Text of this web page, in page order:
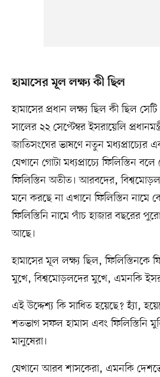
হামাসের মূল লক্ষ্য কী ছিল
হামাসের প্রধান লক্ষ্য ছিল কী ছিল
সালের ২২ সেপ্টেম্বর ইসরায়েলি
জাতিসংঘের ভাষণে নতুন মধ্যপ্রাচ্যের
যেখানে গোটা মধ্যপ্রাচ্যে ফিলিস্তিন
ফিলিস্তিন অতীত। আরবদের,
মনে করছে না এখানে ফিলিস্তিন
ফিলিস্তিনি নামে পাঁচ হাজার বছরের
আছে।
হামাসের মূল লক্ষ্য ছিল,
মুখে, বিশ্বমোড়লদের মুখে, এমনকি
এই উদ্দেশ্য কি সাধিত হয়েছে? হ্যাঁ,
শতভাগ সফল হামাস এবং ফিলিস্তিনি
মানুষেরা।
যেখানে আরব শাসকেরা, এমনকি